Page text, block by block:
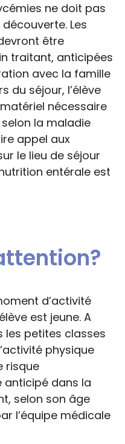
ne doit pas
Les
être
traitant, anticipées
avec la famille
du séjour, l’élève
nécessaire
la maladie
appel aux
le lieu de séjour
entérale est
d’activité
est jeune. A
les petites classes
physique
risque
anticipé dans la
selon son âge
l’équipe médicale